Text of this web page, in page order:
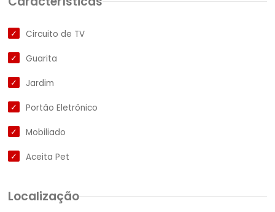
Circuito de TV
Guarita
Jardim
Portão Eletrônico
Mobiliado
Aceita Pet
Localização